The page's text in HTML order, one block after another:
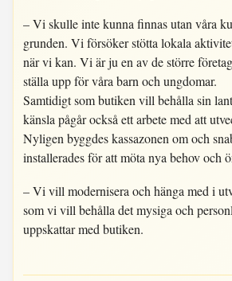
– Vi skulle inte kunna finnas utan våra
grunden. Vi försöker stötta lokala
när vi kan. Vi är ju en av de större
ställa upp för våra barn och ungdomar.
Samtidigt som butiken vill behålla sin
känsla pågår också ett arbete med att
Nyligen byggdes kassazonen om och
installerades för att möta nya behov och
– Vi vill modernisera och hänga med i
som vi vill behålla det mysiga och
uppskattar med butiken.